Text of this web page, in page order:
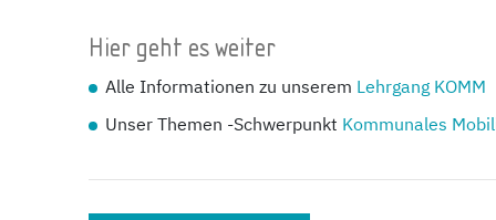
Hier geht es weiter
Alle Informationen zu unserem Lehrgang KOMM
Unser Themen -Schwerpunkt Kommunales